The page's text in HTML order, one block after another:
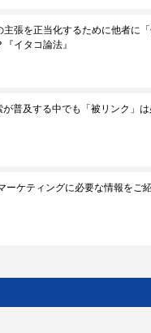
主張を正当化するために他者に
『イタコ論法』
が普及する中でも「被リンク」は
ーケティングに必要な情報をご